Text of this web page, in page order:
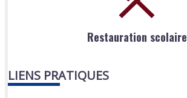
Restauration scolaire
LIENS PRATIQUES